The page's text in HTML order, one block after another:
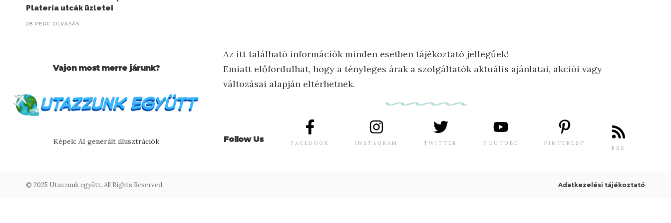
Platería utcák üzletei
28 PERC OLVASÁS
Vajon most merre járunk?
Képek: AI generált illusztrációk
Az itt található információk minden esetben tájékoztató jellegűek!
Emiatt előfordulhat, hogy a tényleges árak a szolgáltatók aktuális ajánlatai, akciói vagy
változásai alapján eltérhetnek.
Follow Us FACEBOOK INSTAGRAM TWITTER YOUTUBE PINTEREST
RSS
© 2025 Utazzunk együtt. All Rights Reserved. Adatkezelési tájékoztató